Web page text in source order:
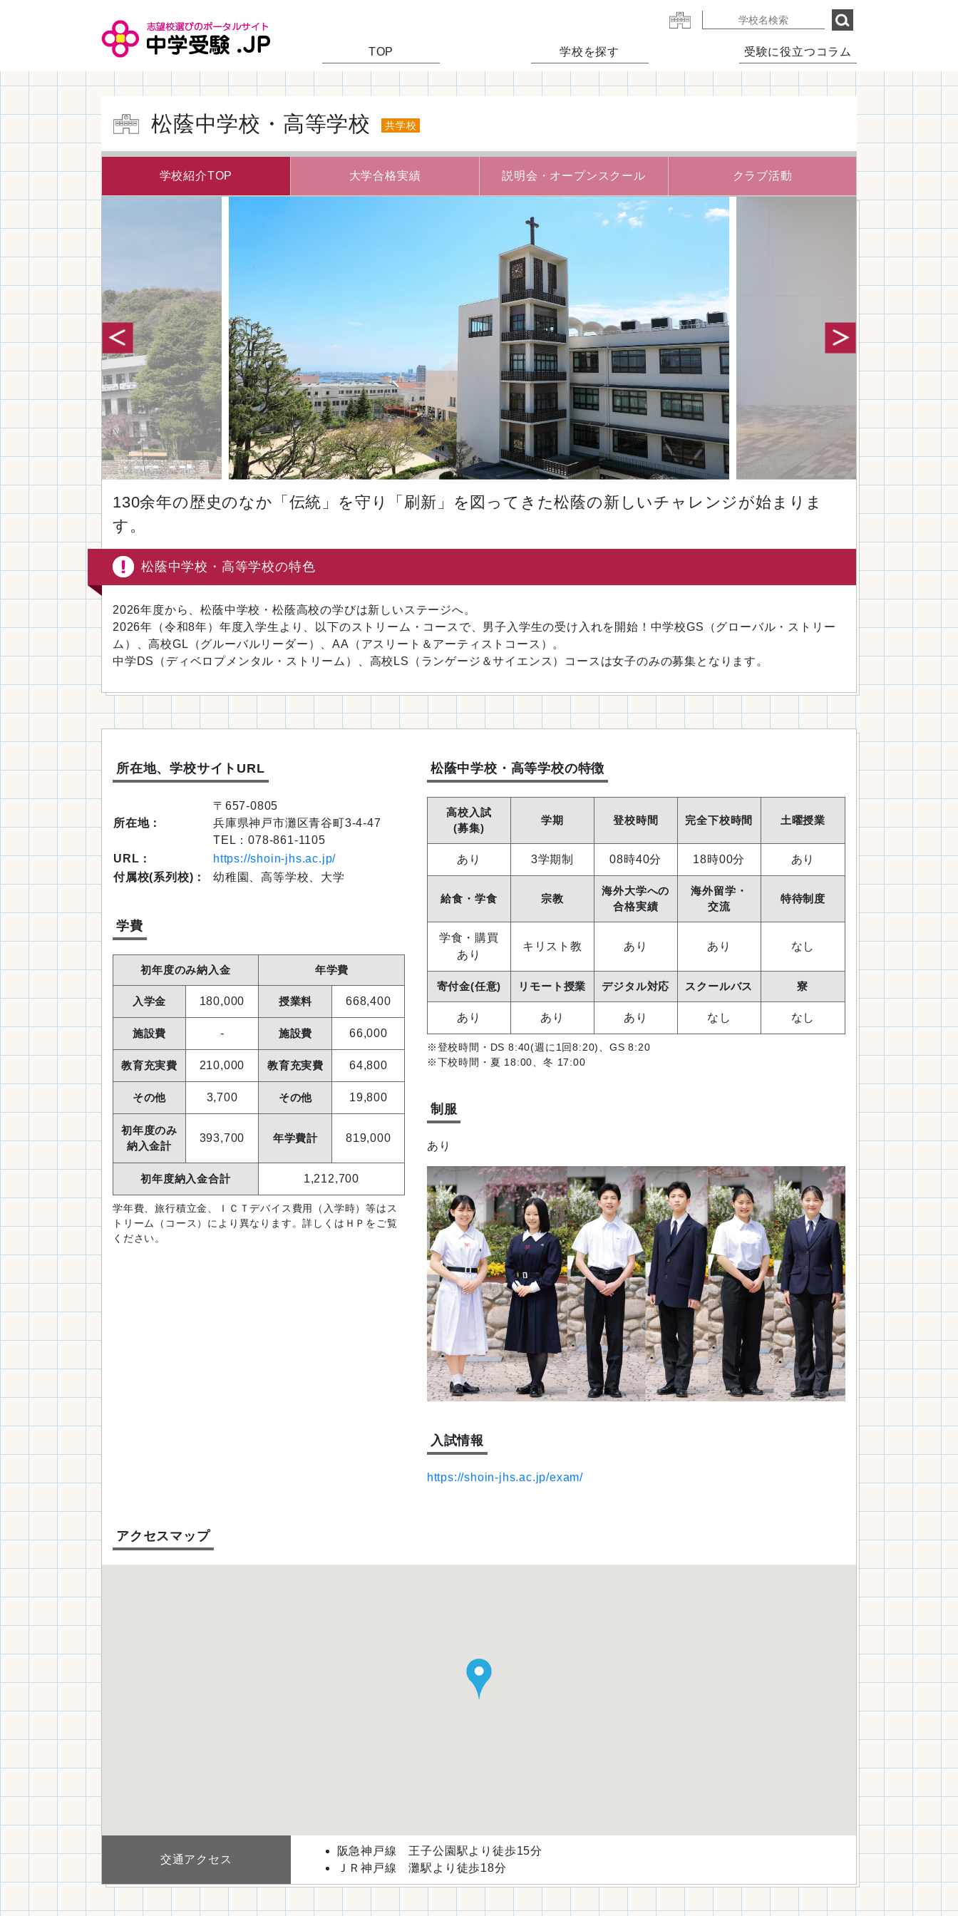
TOP 学校を探す 受験に役立つコラム
松蔭中学校・高等学校 共学校
学校紹介TOP 大学合格実績 説明会・ オープンスクール クラブ活動
130余年の歴史のなか「伝統」を守り「刷新」を図ってきた松蔭の新しいチャレンジが始まりま
す。
松蔭中学校・高等学校の特色
2026年度から、松蔭中学校・松蔭高校の学びは新しいステージへ。
2026年（令和8年）年度入学生より、以下のストリーム・コースで、男子入学生の受け入れを開始！中学校GS（グローバル・ストリー
ム）、高校GL（グルーバルリーダー）、AA（アスリート＆アーティストコース）。
中学DS（ディベロプメンタル・ストリーム）、高校LS（ランゲージ＆サイエンス）コースは女子のみの募集となります。
所在地、学校サイトURL
所在地：
〒657-0805
兵庫県神戸市灘区青谷町3-4-47
TEL：078-861-1105
URL：
https://shoin-jhs.ac.jp/
付属校(系列校)：
幼稚園、高等学校、大学
学費
初年度のみ納入金
入学金 180,000
施設費 -
教育充実費 210,000
その他 3,700
初年度のみ
納入金計
393,700
年学費
授業料 668,400
施設費 66,000
教育充実費 64,800
その他 19,800
年学費計 819,000
初年度納入金合計 1,212,700
学年費、旅行積立金、ＩＣＴデバイス費用（入学時）等はス
トリーム（コース）により異なります。詳しくはＨＰをご覧
ください。
松蔭中学校・高等学校の特徴
高校入試
(募集)
学期 登校時間 完全下校時間 土曜授業
あり 3学期制 08時40分 18時00分 あり
給食・学食 宗教
海外大学への
合格実績
海外留学・
交流
特待制度
学食・購買
あり
キリスト教 あり あり なし
寄付金(任意) リモート授業 デジタル対応 スクールバス 寮
あり あり あり なし なし
※登校時間・DS 8:40(週に1回8:20)、GS 8:20
※下校時間・夏 18:00、冬 17:00
制服
あり
入試情報
https://shoin-jhs.ac.jp/exam/
アクセスマップ
交通アクセス
阪急神戸線 王子公園駅より徒歩15分
ＪＲ神戸線 灘駅より徒歩18分